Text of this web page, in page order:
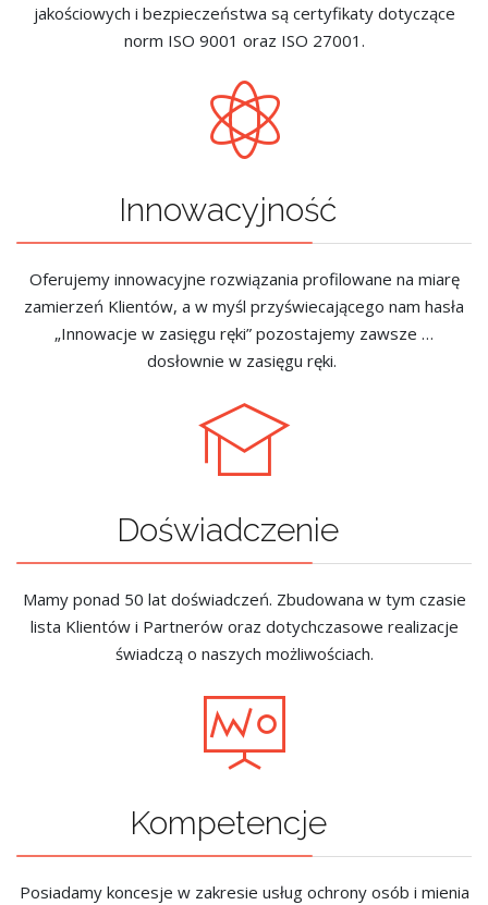
jakościowych i bezpieczeństwa są certyfikaty dotyczące
norm ISO 9001 oraz ISO 27001.
Innowacyjność
Oferujemy innowacyjne rozwiązania profilowane na miarę
zamierzeń Klientów, a w myśl przyświecającego nam hasła
„Innowacje w zasięgu ręki” pozostajemy zawsze …
dosłownie w zasięgu ręki.
Doświadczenie
Mamy ponad 50 lat doświadczeń. Zbudowana w tym czasie
lista Klientów i Partnerów oraz dotychczasowe realizacje
świadczą o naszych możliwościach.
Kompetencje
Posiadamy koncesje w zakresie usług ochrony osób i mienia